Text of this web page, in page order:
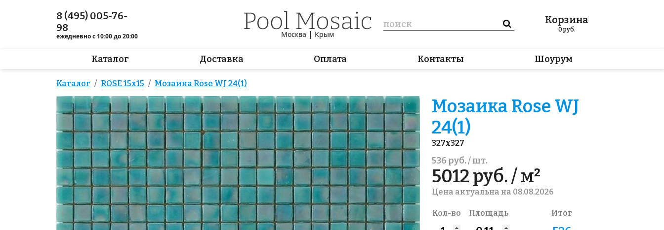
8 (495) 005-76-
98
ежедневно с 10:00 до 20:00 Москва | Крым
Корзина
0руб.
Каталог Доставка Оплата Контакты Шоурум
Каталог ROSE 15x15 Мозаика Rose WJ 24(1)
Мозаика Rose WJ
24(1)
327x327
536 руб. / шт.
5012 руб. / м²
Цена актуальна на 08.08.2026
Кол-во Площадь Итог